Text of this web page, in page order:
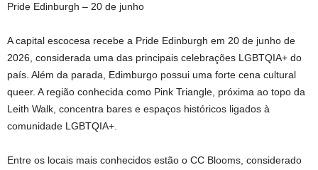
Pride Edinburgh – 20 de junho
A capital escocesa recebe a Pride Edinburgh em 20 de junho de
2026, considerada uma das principais celebrações LGBTQIA+ do
país. Além da parada, Edimburgo possui uma forte cena cultural
queer. A região conhecida como Pink Triangle, próxima ao topo da
Leith Walk, concentra bares e espaços históricos ligados à
comunidade LGBTQIA+.
Entre os locais mais conhecidos estão o CC Blooms, considerado